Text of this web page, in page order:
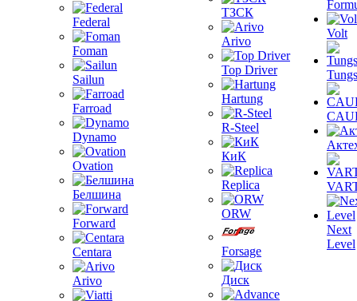
Federal
Foman
Sailun
Farroad
Dynamo
Ovation
Белшина
Forward
Centara
Arivo
ТЗСК
Arivo
Top Driver
Hartung
R-Steel
КиК
Replica
ORW
Forsage
Диск
Volt
Next
Level